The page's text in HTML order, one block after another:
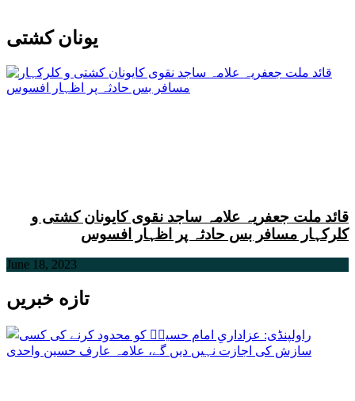
یونان کشتی
قائد ملت جعفریہ علامہ ساجد نقوی کایونان کشتی و
کلرکہار مسافر بس حادثہ پر اظہار افسوس
June 18, 2023
تازه خبریں